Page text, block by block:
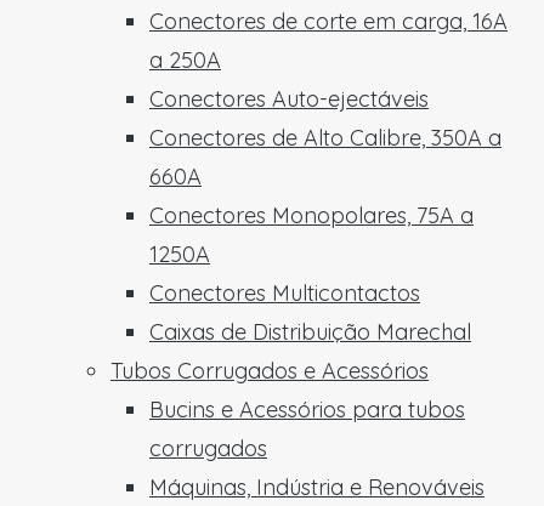
Conectores de corte em carga, 16A
a 250A
Conectores Auto-ejectáveis
Conectores de Alto Calibre, 350A a
660A
Conectores Monopolares, 75A a
1250A
Conectores Multicontactos
Caixas de Distribuição Marechal
Tubos Corrugados e Acessórios
Bucins e Acessórios para tubos
corrugados
Máquinas, Indústria e Renováveis